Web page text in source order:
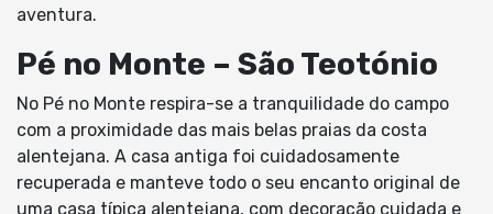
aventura.
Pé no Monte – São Teotónio
No Pé no Monte respira-se a tranquilidade do campo
com a proximidade das mais belas praias da costa
alentejana. A casa antiga foi cuidadosamente
recuperada e manteve todo o seu encanto original de
uma casa típica alentejana, com decoração cuidada e